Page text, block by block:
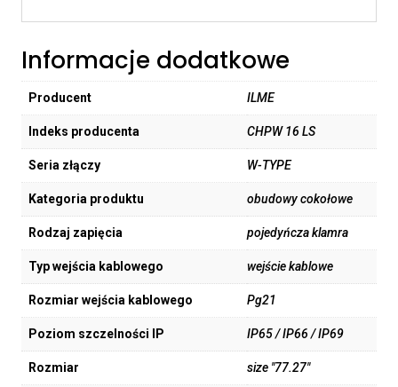
Informacje dodatkowe
Producent ILME
Indeks producenta CHPW 16 LS
Seria złączy W-TYPE
Kategoria produktu obudowy cokołowe
Rodzaj zapięcia pojedyńcza klamra
Typ wejścia kablowego wejście kablowe
Rozmiar wejścia kablowego Pg21
Poziom szczelności IP IP65 / IP66 / IP69
Rozmiar size "77.27"